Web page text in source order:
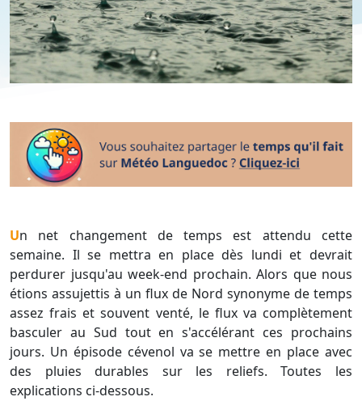
Un net changement de temps est attendu cette
semaine. Il se mettra en place dès lundi et devrait
perdurer jusqu'au week-end prochain. Alors que nous
étions assujettis à un flux de Nord synonyme de temps
assez frais et souvent venté, le flux va complètement
basculer au Sud tout en s'accélérant ces prochains
jours. Un épisode cévenol va se mettre en place avec
des pluies durables sur les reliefs. Toutes les
explications ci-dessous.